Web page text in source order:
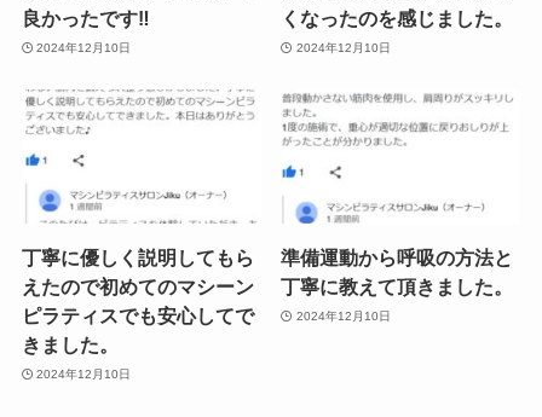
良かったです‼︎
2024年12月10日
くなったのを感じました。
2024年12月10日
丁寧に優しく説明してもら
えたので初めてのマシーン
ピラティスでも安心してで
きました。
2024年12月10日
準備運動から呼吸の方法と
丁寧に教えて頂きました。
2024年12月10日